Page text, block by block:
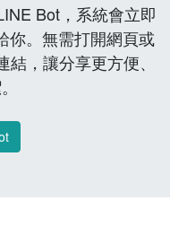
Bot，系統會立即
你。無需打開網頁或
，讓分享更方便、